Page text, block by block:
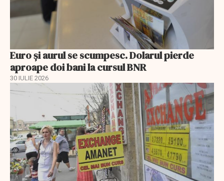
Euro și aurul se scumpesc. Dolarul pierde
aproape doi bani la cursul BNR
30 IULIE 2026